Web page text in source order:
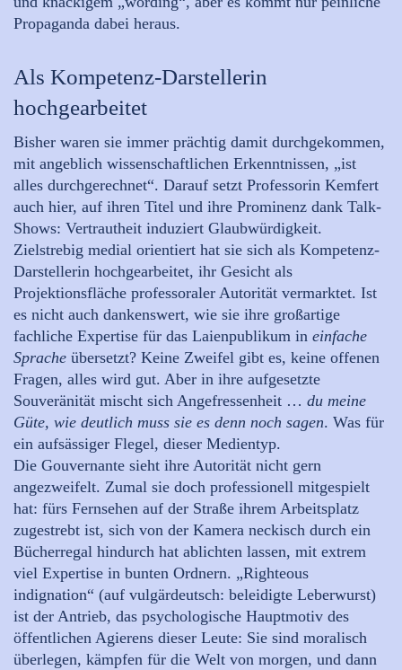
Propaganda dabei heraus.
Als Kompetenz-Darstellerin
hochgearbeitet
Bisher waren sie immer prächtig damit durchgekommen,
mit angeblich wissenschaftlichen Erkenntnissen, „ist
alles durchgerechnet“. Darauf setzt Professorin Kemfert
auch hier, auf ihren Titel und ihre Prominenz dank Talk-
Shows: Vertrautheit induziert Glaubwürdigkeit.
Zielstrebig medial orientiert hat sie sich als Kompetenz-
Darstellerin hochgearbeitet, ihr Gesicht als
Projektionsfläche professoraler Autorität vermarktet. Ist
es nicht auch dankenswert, wie sie ihre großartige
fachliche Expertise für das Laienpublikum in einfache
Sprache übersetzt? Keine Zweifel gibt es, keine offenen
Fragen, alles wird gut. Aber in ihre aufgesetzte
Souveränität mischt sich Angefressenheit … du meine
Güte, wie deutlich muss sie es denn noch sagen. Was für
ein aufsässiger Flegel, dieser Medientyp.
Die Gouvernante sieht ihre Autorität nicht gern
angezweifelt. Zumal sie doch professionell mitgespielt
hat: fürs Fernsehen auf der Straße ihrem Arbeitsplatz
zugestrebt ist, sich von der Kamera neckisch durch ein
Bücherregal hindurch hat ablichten lassen, mit extrem
viel Expertise in bunten Ordnern. „Righteous
indignation“ (auf vulgärdeutsch: beleidigte Leberwurst)
ist der Antrieb, das psychologische Hauptmotiv des
öffentlichen Agierens dieser Leute: Sie sind moralisch
überlegen, kämpfen für die Welt von morgen, und dann